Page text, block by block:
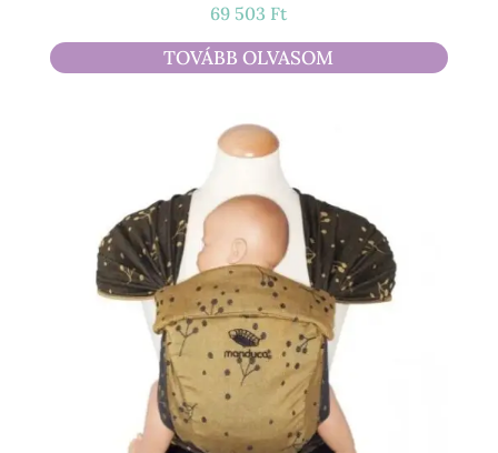
69 503 Ft
TOVÁBB OLVASOM